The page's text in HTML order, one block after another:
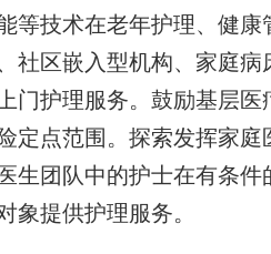
等技术在老年护理、健
社区嵌入型机构、家庭
门护理服务。鼓励基层
定点范围。探索发挥家
生团队中的护士在有条
象提供护理服务。